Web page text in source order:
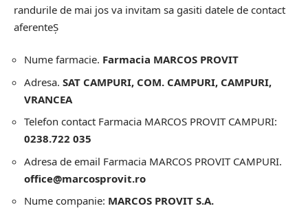
randurile de mai jos va invitam sa gasiti datele de contact
aferenteȘ
Nume farmacie. Farmacia MARCOS PROVIT
Adresa. SAT CAMPURI, COM. CAMPURI, CAMPURI,
VRANCEA
Telefon contact Farmacia MARCOS PROVIT CAMPURI:
0238.722 035
Adresa de email Farmacia MARCOS PROVIT CAMPURI.
office@marcosprovit.ro
Nume companie: MARCOS PROVIT S.A.